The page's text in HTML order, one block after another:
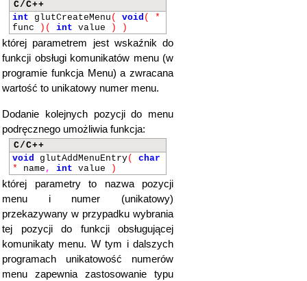
C/C++
int glutCreateMenu ( void (
*
func
) ( int value ) )
której parametrem jest wskaźnik do
funkcji obsługi komunikatów menu (w
programie funkcja Menu) a zwracana
wartość to unikatowy numer menu.
Dodanie kolejnych pozycji do menu
podręcznego umożliwia funkcja:
C/C++
void glutAddMenuEntry(
char
*
name , int value )
której parametry to nazwa pozycji
menu i numer (unikatowy)
przekazywany w przypadku wybrania
tej pozycji do funkcji obsługującej
komunikaty menu. W tym i dalszych
programach unikatowość numerów
menu zapewnia zastosowanie typu